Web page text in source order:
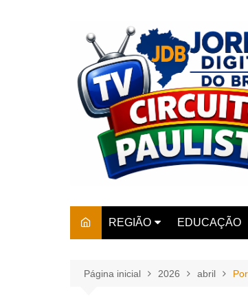
REGIÃO EDUCAÇÃO
Página inicial 2026 abril